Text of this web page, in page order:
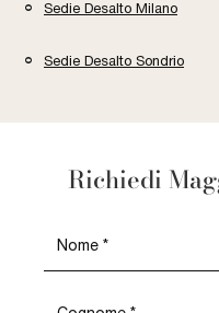
Sedie Desalto Milano
Sedie Desalto Sondrio
Richiedi